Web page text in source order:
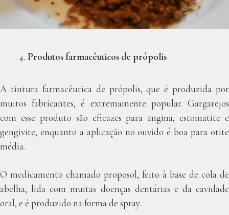
Produtos farmacêuticos de própolis
A tintura farmacêutica de própolis, que é produzida por
muitos fabricantes, é extremamente popular. Gargarejos
com esse produto são eficazes para angina, estomatite e
gengivite, enquanto a aplicação no ouvido é boa para otite
média.
O medicamento chamado proposol, feito à base de cola de
abelha, lida com muitas doenças dentárias e da cavidade
oral, e é produzido na forma de spray.